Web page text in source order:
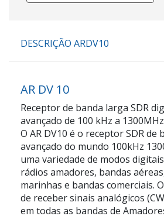
DESCRIÇÃO ARDV10
AR DV 10
Receptor de banda larga SDR
avançado de 100 kHz a 1300MHz
O AR DV10 é o receptor SDR de
avançado do mundo 100kHz
uma variedade de modos
rádios amadores, bandas
marinhas e bandas comerciais.
de receber sinais analógicos
em todas as bandas de